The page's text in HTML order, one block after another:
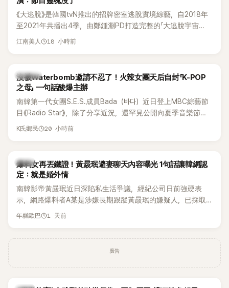
惠、李賢怡、李恩亨，以第13位「My Star」身分登場，分享最真
實的生活日常。 節目一開始，李瑞鎮 率先與李智惠會合，兩人
邊搭車邊聊天，氣氛輕鬆。聊到最近的新聞，李瑞鎮突然直球
發問：「妳不是上新聞了？說妳去做整形？是人中縮短手術嗎？」
延燒到過去的爭議。李瑞鎮脫口補刀：「妳以前不是還在游泳池
開過記者會？」直接點名她當年的風波。李智惠聽了忍不住笑
說：「哥怎麼連這個都知道？」李瑞鎮則回嘴：「那時候新聞鬧那
麼大，不知道才奇怪吧。」一來一往，氣氛反而更加輕鬆。 談到
當年情況，李智惠終於鬆口坦言，當時確實被質疑動過隆胸手
術。她回憶：「拍了比基尼照片之後，就開始被說是不是去隆乳
了。」為了澄清誤會，她只好親自站出來說清楚。 李智惠進一步
想，既然一直說我有做，那我乾脆把腋下給大家看，證明我根
本沒動過。」一句話說完，全場瞬間炸鍋，來賓又驚又笑。 事實
上，早在 2006 年，李智惠就為了證明自己沒有「隆乳」，真的
召開了一場泳裝記者招待會。當時她穿著比基尼站在一排攝影
這段為平息爭議、直接公開腋下畫面自證清白的往事再度被提
《脫掉鞋子恢單4Men》 中，親自公開那張當年引發話題的「腋下
比基尼照」，再次重提這段至今仍被粉絲視為黑歷史代表作的事
《大逃脫》是韓國tvN推出的招牌密室逃脫實境綜藝，自2018年
至2021年共播出4季，由鄭鍾淵PD打造完整的「大逃脫宇宙
（DTCU）」，憑藉燒腦劇情、電影級場景與龐大世界觀，累積
江南美人 18 小時前
K-POP
沒被Waterbomb邀請不忍了！火辣女團天后自封「K-POP
之母」 一句話酸爆主辦
南韓第一代女團S.E.S.成員Bada（바다）近日登上MBC綜藝節
目《Radio Star》，除了分享近況，還罕見公開向夏季音樂節
Waterbomb喊話，笑稱自己至今從未受邀演出，更幽默表示：
K氏鄉民 20 小時前
韓星
爆料女再丟鐵證！黃晸珉避妻聊天內容曝光 1句話讓韓網認
定：就是婚外情
南韓影帝黃晸珉近日深陷私生活爭議，經紀公司日前強硬表
示，網路爆料者A某是涉嫌長期跟蹤黃晸珉的嫌疑人，已採取
法律行動。不過，A某並未因此停止發聲，5日再度透過社群平
年糕歐巴 1 天前
廣告